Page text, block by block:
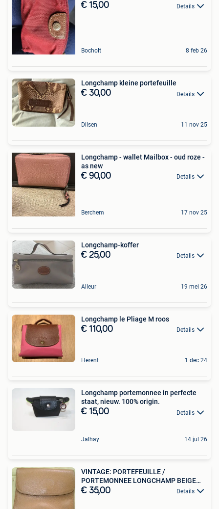
€ 15,00 Details
Bocholt 8 feb 26
Longchamp kleine portefeuille
€ 30,00 Details
Dilsen 11 nov 25
Longchamp - wallet Mailbox - oud roze -
as new
€ 90,00 Details
Berchem 17 nov 25
Longchamp-koffer
€ 25,00 Details
Alleur 19 mei 26
Longchamp le Pliage M roos
€ 110,00 Details
Herent 1 dec 24
Longchamp portemonnee in perfecte
staat, nieuw. 100% origin.
€ 15,00 Details
Jalhay 14 jul 26
VINTAGE: PORTEFEUILLE /
PORTEMONNEE LONGCHAMP BEIGE
LEER
€ 35,00 Details